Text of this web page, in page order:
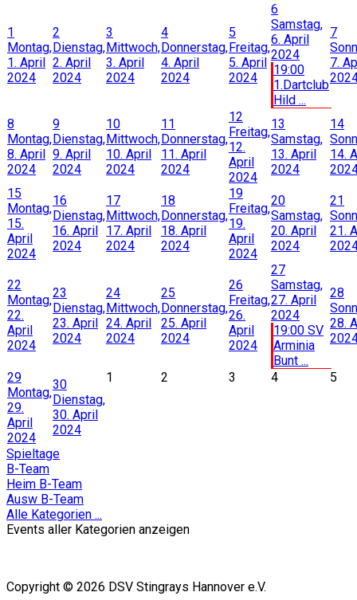
1
Montag,
1. April
2024
2
Dienstag,
2. April
2024
3
Mittwoch,
3. April
2024
4
Donnerstag,
4. April
2024
5
Freitag,
5. April
2024
6
Samstag,
6. April
2024
19:00
1.Dartclub
Hild ...
7
7.
8
Montag,
8. April
2024
9
Dienstag,
9. April
2024
10
Mittwoch,
10. April
2024
11
Donnerstag,
11. April
2024
12
Freitag,
12.
April
2024
13
Samstag,
13. April
2024
14
14.
15
Montag,
15.
April
2024
16
Dienstag,
16. April
2024
17
Mittwoch,
17. April
2024
18
Donnerstag,
18. April
2024
19
Freitag,
19.
April
2024
20
Samstag,
20. April
2024
21
21.
22
Montag,
22.
April
2024
23
Dienstag,
23. April
2024
24
Mittwoch,
24. April
2024
25
Donnerstag,
25. April
2024
26
Freitag,
26.
April
2024
27
Samstag,
27. April
2024
19:00 SV
Arminia
Bunt ...
28
28.
29
Montag,
29.
April
2024
30
Dienstag,
30. April
2024
1 2 3 4 5
Spieltage
B-Team
Heim B-Team
Ausw B-Team
Alle Kategorien ...
Events aller Kategorien anzeigen
Copyright © 2026 DSV Stingrays Hannover e.V.